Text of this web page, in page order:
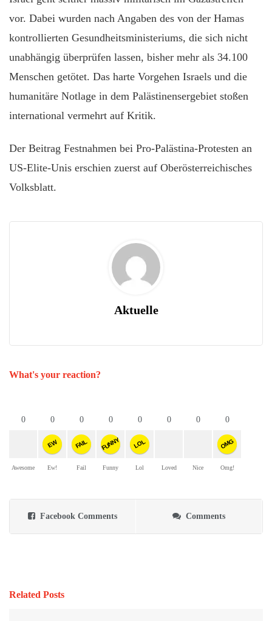
vor. Dabei wurden nach Angaben des von der Hamas
kontrollierten Gesundheitsministeriums, die sich nicht
unabhängig überprüfen lassen, bisher mehr als 34.100
Menschen getötet. Das harte Vorgehen Israels und die
humanitäre Notlage in dem Palästinensergebiet stoßen
international vermehrt auf Kritik.
Der Beitrag Festnahmen bei Pro-Palästina-Protesten an
US-Elite-Unis erschien zuerst auf Oberösterreichisches
Volksblatt.
Aktuelle
What's your reaction?
0
Awesome
0
EW
Ew!
0
FAIL
Fail
0
FUNNY
Funny
0
LOL
Lol
0
Loved
0
Nice
0
OMG
Omg!
Facebook Comments Comments
Related Posts